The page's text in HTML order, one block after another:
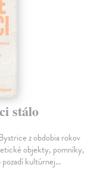
stálo
z obdobia rokov
objekty, pomníky,
pozadí kultúrnej…